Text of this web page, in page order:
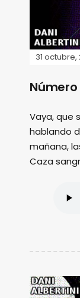
31 octubre,
Vaya, que
hablando
mañana,
Caza